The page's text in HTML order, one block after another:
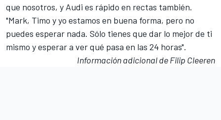
que nosotros, y Audi es rápido en rectas también.
"Mark, Timo y yo estamos en buena forma, pero no
puedes esperar nada. Sólo tienes que dar lo mejor de ti
mismo y esperar a ver qué pasa en las 24 horas".
Información adicional de Filip Cleeren